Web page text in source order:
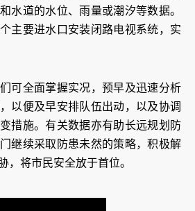
水道的水位、雨量或潮汐等数据。
主要进水口安装闭路电视系统，实
可全面掌握实况，预早及迅速分析
以便及早安排队伍出动，以及协调
措施。有关数据亦有助长远规划防
继续采取防患未然的策略，积极解
，将市民安全放于首位。